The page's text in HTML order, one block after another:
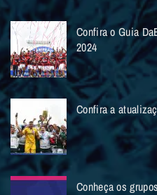
Confira o Guia
2024
Confira a
Conheça os